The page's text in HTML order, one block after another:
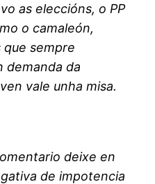
as eleccións, o PP
o camaleón,
que sempre
demanda da
vale unha misa.
deixe en
de impotencia